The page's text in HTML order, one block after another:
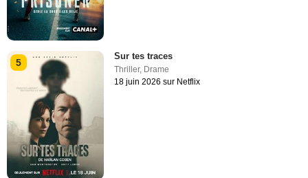
5
Sur tes traces
Thriller, Drame
18 juin 2026 sur Netflix